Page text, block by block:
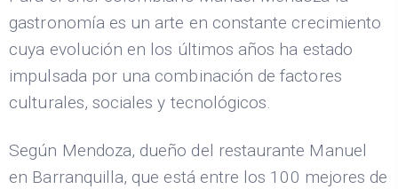
gastronomía es un arte en constante crecimiento
cuya evolución en los últimos años ha estado
impulsada por una combinación de factores
culturales, sociales y tecnológicos.
Según Mendoza, dueño del restaurante Manuel
en Barranquilla, que está entre los 100 mejores de